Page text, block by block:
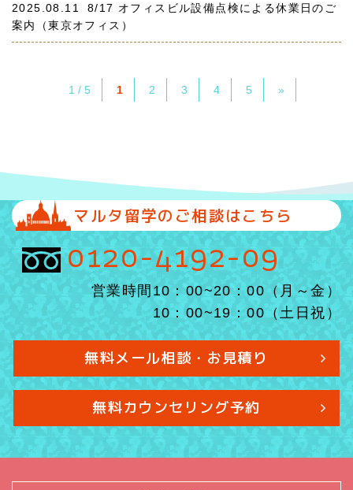
2025.08.11
8/17 オフィスビル設備点検による休業日のご
案内（東京オフィス）
1 / 5 1 2 3 4 5 »
マルタ留学のご相談はこちら
0120-4192-09
営業時間10：00~20：00（月～金）
10：00~19：00（土日祝）
無料メール相談・お見積り
無料カウンセリング予約